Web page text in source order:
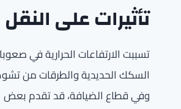
تأثيرات على
تسببت الارتفاعات الحرارية في
السكك الحديدية والطرقات من
وفي قطاع الضيافة، قد تقدم بعض